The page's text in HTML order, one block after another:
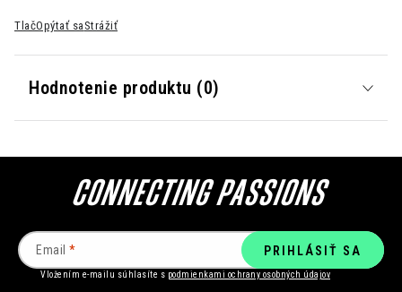
TlačOpýtať sa Strážiť
Hodnotenie produktu (0)
Email
Vložením e-mailu súhlasíte s podmienkami ochrany osobných údajov
PRIHLÁSIŤ SA